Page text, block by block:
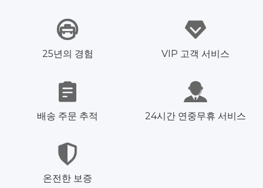
25년의 경험 VIP 고객 서비스
배송 주문 추적 24시간 연중무휴 서비스
온전한 보증